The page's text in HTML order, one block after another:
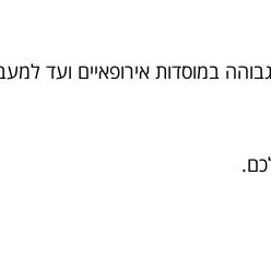
במוסדות אירופאיים ועד